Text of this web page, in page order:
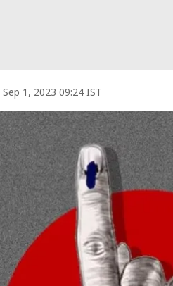
Sep 1, 2023 09:24 IST